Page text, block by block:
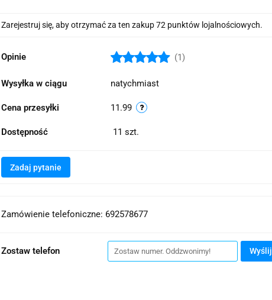
Zarejestruj się, aby otrzymać za ten zakup 72 punktów lojalnościowych.
Opinie (1)
Wysyłka w ciągu natychmiast
Cena przesyłki 11.99
Dostępność 11 szt.
Zadaj pytanie
Zamówienie telefoniczne: 692578677
Zostaw telefon Wyślij